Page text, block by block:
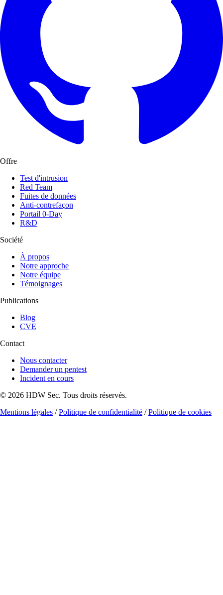
Offre
Test d'intrusion
Red Team
Fuites de données
Anti-contrefaçon
Portail 0-Day
R&D
Société
À propos
Notre approche
Notre équipe
Témoignages
Publications
Blog
CVE
Contact
Nous contacter
Demander un pentest
Incident en cours
© 2026 HDW Sec. Tous droits réservés.
Mentions légales / Politique de confidentialité / Politique de cookies